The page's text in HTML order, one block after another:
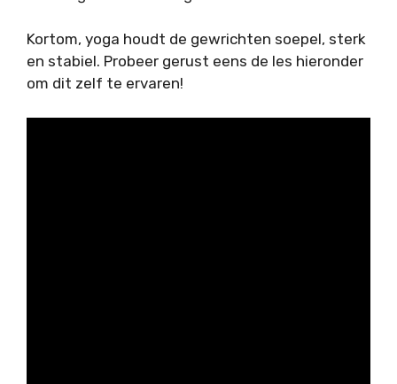
Kortom, yoga houdt de gewrichten soepel, sterk
en stabiel. Probeer gerust eens de les hieronder
om dit zelf te ervaren!